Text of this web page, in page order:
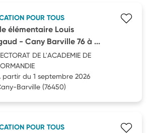
POUR TOUS
élémentaire Louis
- Cany Barville 76 à ...
DE L'ACADEMIE DE
partir du 1 septembre 2026
Barville (76450)
POUR TOUS